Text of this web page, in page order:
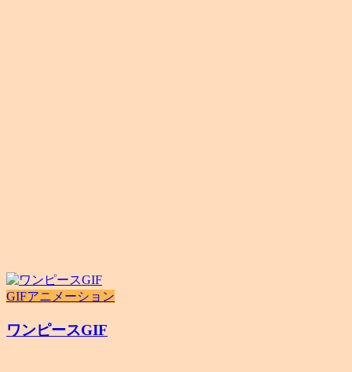
GIFアニメーション
ワンピースGIF